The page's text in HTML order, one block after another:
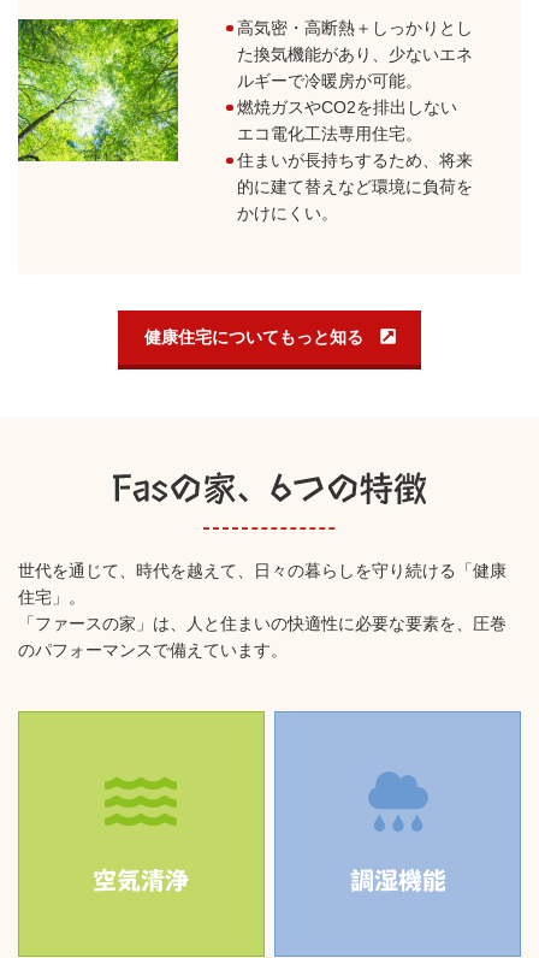
高気密・高断熱＋しっかりとし
た換気機能があり、少ないエネ
ルギーで冷暖房が可能。
燃焼ガスやCO2を排出しない
エコ電化工法専用住宅。
住まいが長持ちするため、将来
的に建て替えなど環境に負荷を
かけにくい。
健康住宅についてもっと知る
世代を通じて、時代を越えて、日々の暮らしを守り続ける「健康
住宅」。
「ファースの家」は、人と住まいの快適性に必要な要素を、圧巻
のパフォーマンスで備えています。